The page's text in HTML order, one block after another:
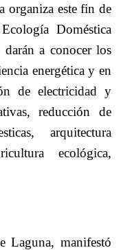
organiza este fin de
Doméstica
a conocer los
energética y en
de electricidad y
reducción de
arquitectura
ecológica,
Laguna, manifestó